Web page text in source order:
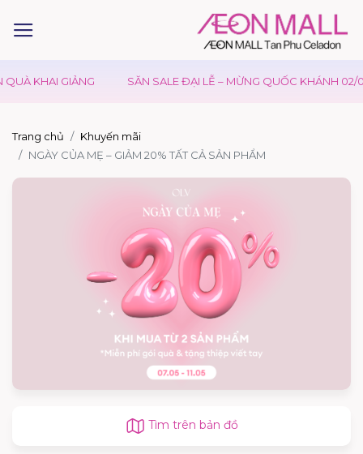
KHAI GIẢNG SĂN SALE ĐẠI LỄ – MỪNG QUỐC KHÁNH 02/09
Trang chủ
Khuyến mãi
NGÀY CỦA MẸ – GIẢM 20% TẤT CẢ SẢN PHẨM
Tìm trên bản đồ